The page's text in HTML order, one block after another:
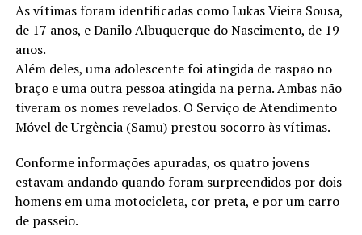
As vítimas foram identificadas como Lukas Vieira Sousa,
de 17 anos, e Danilo Albuquerque do Nascimento, de 19
anos.
Além deles, uma adolescente foi atingida de raspão no
braço e uma outra pessoa atingida na perna. Ambas não
tiveram os nomes revelados. O Serviço de Atendimento
Móvel de Urgência (Samu) prestou socorro às vítimas.
Conforme informações apuradas, os quatro jovens
estavam andando quando foram surpreendidos por dois
homens em uma motocicleta, cor preta, e por um carro
de passeio.